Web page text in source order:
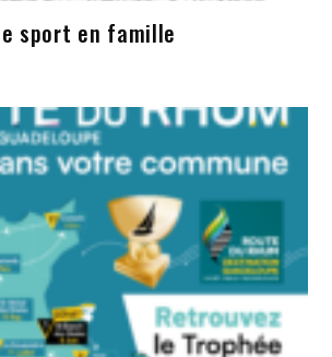
sport en famille